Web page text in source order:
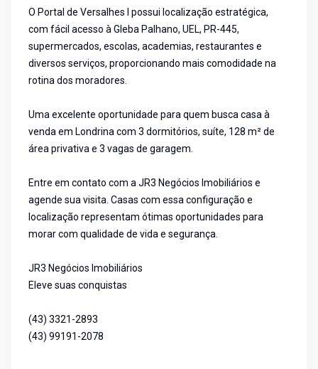
O Portal de Versalhes I possui localização estratégica,
com fácil acesso à Gleba Palhano, UEL, PR-445,
supermercados, escolas, academias, restaurantes e
diversos serviços, proporcionando mais comodidade na
rotina dos moradores.
Uma excelente oportunidade para quem busca casa à
venda em Londrina com 3 dormitórios, suíte, 128 m² de
área privativa e 3 vagas de garagem.
Entre em contato com a JR3 Negócios Imobiliários e
agende sua visita. Casas com essa configuração e
localização representam ótimas oportunidades para
morar com qualidade de vida e segurança.
JR3 Negócios Imobiliários
Eleve suas conquistas
(43) 3321-2893
(43) 99191-2078